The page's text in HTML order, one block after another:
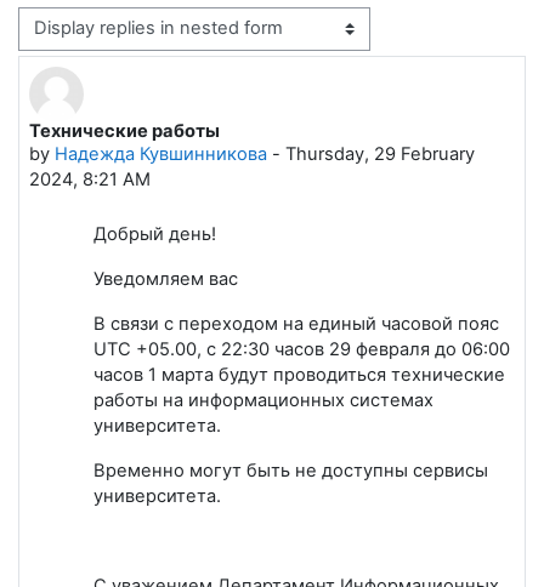
Display mode
Технические работы
by Надежда Кувшинникова - Thursday, 29 February
2024, 8:21 AM
Number of replies: 0
Добрый день!
Уведомляем вас
В связи с переходом на единый часовой пояс
UTC +05.00, с 22:30 часов 29 февраля до 06:00
часов 1 марта будут проводиться технические
работы на информационных системах
университета.
Временно могут быть не доступны сервисы
университета.